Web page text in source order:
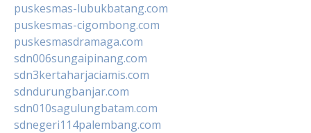
puskesmas-lubukbatang.com
puskesmas-cigombong.com
puskesmasdramaga.com
sdn006sungaipinang.com
sdn3kertaharjaciamis.com
sdndurungbanjar.com
sdn010sagulungbatam.com
sdnegeri114palembang.com